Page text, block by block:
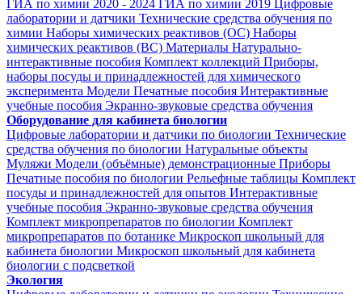
ГИА по химии 2020 - 2024 ГИА по химии 2019 Цифровые
лаборатории и датчики Технические средства обучения по
химии Наборы химических реактивов (ОС) Наборы
химических реактивов (ВС) Материалы Натурально-
интерактивные пособия Комплект коллекций Приборы,
наборы посуды и принадлежностей для химического
эксперимента Модели Печатные пособия Интерактивные
учебные пособия Экранно-звуковые средства обучения
Оборудование для кабинета биологии
Цифровые лаборатории и датчики по биологии Технические
средства обучения по биологии Натуральные объекты
Муляжи Модели (объёмные) демонстрационные Приборы
Печатные пособия по биологии Рельефные таблицы Комплект
посуды и принадлежностей для опытов Интерактивные
учебные пособия Экранно-звуковые средства обучения
Комплект микропрепаратов по биологии Комплект
микропрепаратов по ботанике Микроскоп школьный для
кабинета биологии Микроскоп школьный для кабинета
биологии с подсветкой
Экология